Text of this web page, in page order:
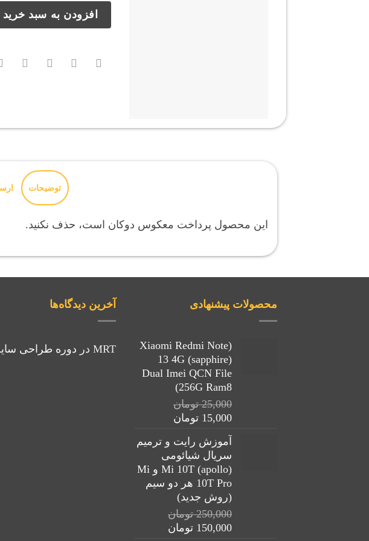
افزودن به سبد خرید
توضیحات
این محصول پرداخت معکوس دوکان است، حذف نکنید.
محصولات پیشنهادی
(Xiaomi Redmi Note
13 4G (sapphire)
Dual Imei QCN File
(256G Ram8
25,000 تومان
قیمت
25,000 تومان
بود.
15,000 تومان
15,000 تومان.
آموزش رایت و ترمیم
سریال شیائومی
(apollo) Mi 10T و Mi
10T Pro هر دو سیم
(روش جدید)
250,000 تومان
قیمت
150,000 تومان
آخرین دیدگاه‌ها
MRT در دوره طراحی